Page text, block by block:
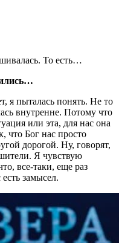
То есть…
я пыталась понять. Не то
внутренне. Потому что
или эта, для нас она
что Бог нас просто
дорогой. Ну, говорят,
Я чувствую
все-таки, еще раз
замысел.